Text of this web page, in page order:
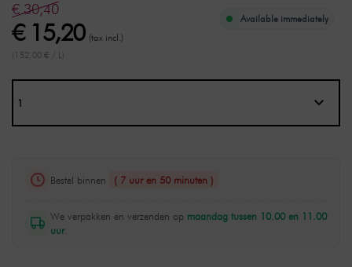
€ 30,40
€ 15,20 (tax incl.)
(152,00 € / L)
Available immediately
Bestel binnen ( 7 uur en 50 minuten )
We verpakken en verzenden op maandag tussen 10.00 en 11.00
uur.